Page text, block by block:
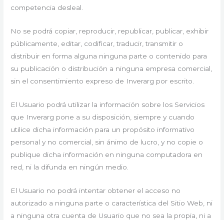
competencia desleal.
No se podrá copiar, reproducir, republicar, publicar, exhibir
públicamente, editar, codificar, traducir, transmitir o
distribuir en forma alguna ninguna parte o contenido para
su publicación o distribución a ninguna empresa comercial,
sin el consentimiento expreso de Inverarg por escrito.
El Usuario podrá utilizar la información sobre los Servicios
que Inverarg pone a su disposición, siempre y cuando
utilice dicha información para un propósito informativo
personal y no comercial, sin ánimo de lucro, y no copie o
publique dicha información en ninguna computadora en
red, ni la difunda en ningún medio.
El Usuario no podrá intentar obtener el acceso no
autorizado a ninguna parte o característica del Sitio Web, ni
a ninguna otra cuenta de Usuario que no sea la propia, ni a